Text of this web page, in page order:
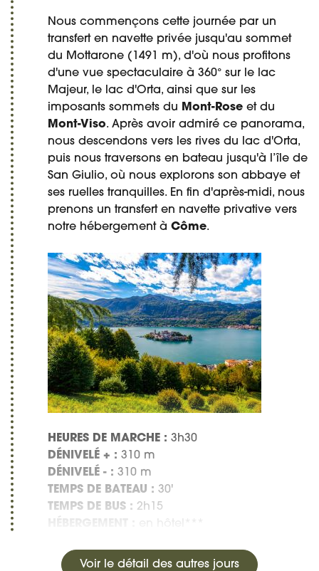
Nous commençons cette journée par un
transfert en navette privée jusqu'au sommet
du Mottarone (1491 m), d'où nous profitons
d'une vue spectaculaire à 360° sur le lac
Majeur, le lac d'Orta, ainsi que sur les
imposants sommets du Mont-Rose et du
Mont-Viso. Après avoir admiré ce panorama,
nous descendons vers les rives du lac d'Orta,
puis nous traversons en bateau jusqu'à l’île de
San Giulio, où nous explorons son abbaye et
ses ruelles tranquilles. En fin d'après-midi, nous
prenons un transfert en navette privative vers
notre hébergement à Côme.
HEURES DE MARCHE : 3h30
DÉNIVELÉ + : 310 m
DÉNIVELÉ - : 310 m
TEMPS DE BATEAU : 30'
TEMPS DE BUS : 2h15
Voir le détail des autres jours